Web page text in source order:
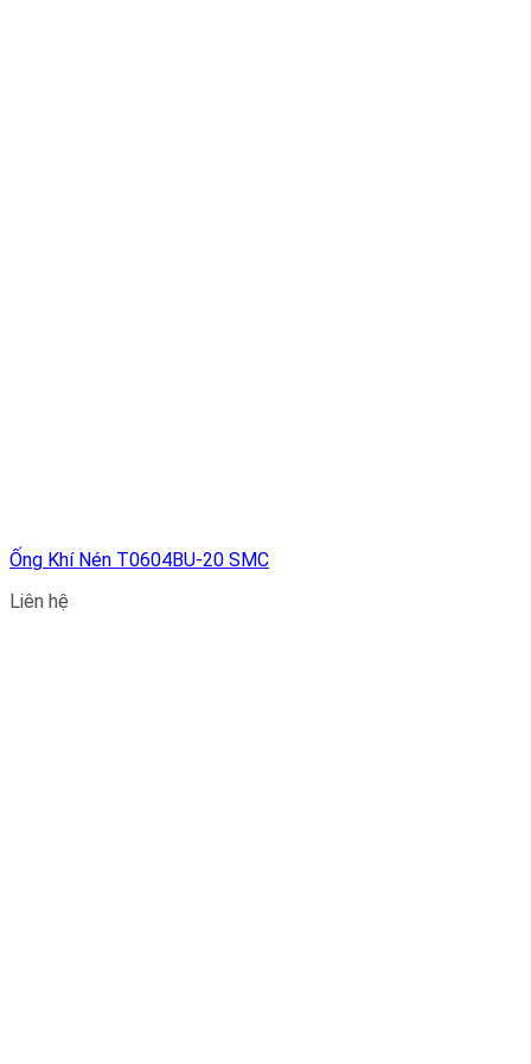
Ống Khí Nén T0604BU-20 SMC
Liên hệ